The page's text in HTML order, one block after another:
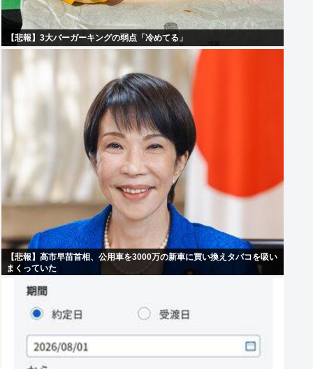
【悲報】3大バーガーキングの弱点「冷めてる」
【悲報】高市早苗首相、公用車を3000万の新車に買い換えタバコを吸い
まくっていた